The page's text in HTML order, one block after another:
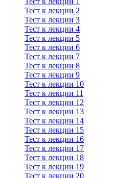
Тест к лекции 2
Тест к лекции 3
Тест к лекции 4
Тест к лекции 5
Тест к лекции 6
Тест к лекции 7
Тест к лекции 8
Тест к лекции 9
Тест к лекции 10
Тест к лекции 11
Тест к лекции 12
Тест к лекции 13
Тест к лекции 14
Тест к лекции 15
Тест к лекции 16
Тест к лекции 17
Тест к лекции 18
Тест к лекции 19
Тест к лекции 20